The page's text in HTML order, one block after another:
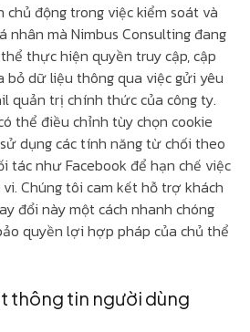
chủ động trong việc kiểm soát và
nhân mà Nimbus Consulting đang
thực hiện quyền truy cập, cập
bỏ dữ liệu thông qua việc gửi yêu
quản trị chính thức của công ty.
thể điều chỉnh tùy chọn cookie
dụng các tính năng từ chối theo
tác như Facebook để hạn chế việc
Chúng tôi cam kết hỗ trợ khách
đổi này một cách nhanh chóng
quyền lợi hợp pháp của chủ thể
thông tin người dùng